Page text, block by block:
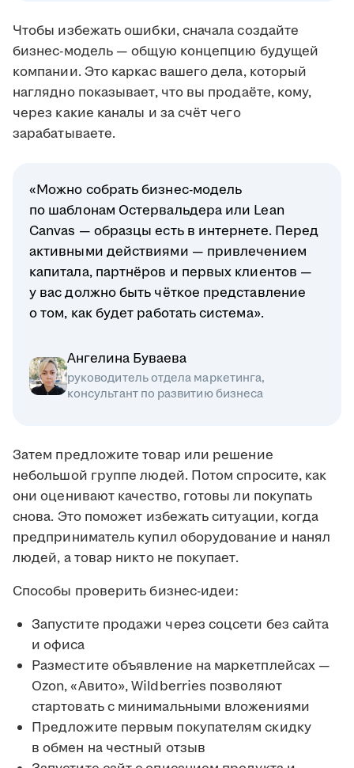
Чтобы избежать ошибки, сначала создайте
бизнес-модель — общую концепцию будущей
компании. Это каркас вашего дела, который
наглядно показывает, что вы продаёте, кому,
через какие каналы и за счёт чего
зарабатываете.
«Можно собрать бизнес-модель
по шаблонам Остервальдера или Lean
Canvas — образцы есть в интернете. Перед
активными действиями — привлечением
капитала, партнёров и первых клиентов —
у вас должно быть чёткое представление
о том, как будет работать система».
Ангелина Буваева
руководитель отдела маркетинга,
консультант по развитию бизнеса
Затем предложите товар или решение
небольшой группе людей. Потом спросите, как
они оценивают качество, готовы ли покупать
снова. Это поможет избежать ситуации, когда
предприниматель купил оборудование и нанял
людей, а товар никто не покупает.
Способы проверить бизнес-идеи:
Запустите продажи через соцсети без сайта
и офиса
Разместите объявление на маркетплейсах —
Ozon, «Авито», Wildberries позволяют
стартовать с минимальными вложениями
Предложите первым покупателям скидку
в обмен на честный отзыв